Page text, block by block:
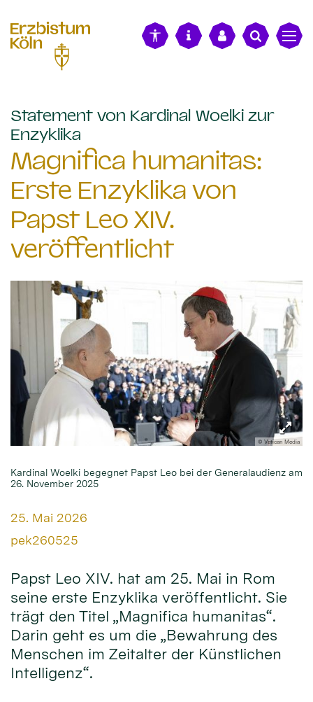
Statement von Kardinal Woelki zur
Enzyklika
Magnifica humanitas:
Erste Enzyklika von
Papst Leo XIV.
veröffentlicht
© Vatican Media
Kardinal Woelki begegnet Papst Leo bei der Generalaudienz am
26. November 2025
Datum:
25. Mai 2026
Von:
pek260525
Papst Leo XIV. hat am 25. Mai in Rom
seine erste Enzyklika veröffentlicht. Sie
trägt den Titel „Magnifica humanitas“.
Darin geht es um die „Bewahrung des
Menschen im Zeitalter der Künstlichen
Intelligenz“.